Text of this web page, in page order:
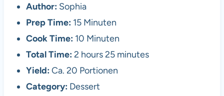
Author: Sophia
Prep Time: 15 Minuten
Cook Time: 10 Minuten
Total Time: 2 hours 25 minutes
Yield: Ca. 20 Portionen
Category: Dessert